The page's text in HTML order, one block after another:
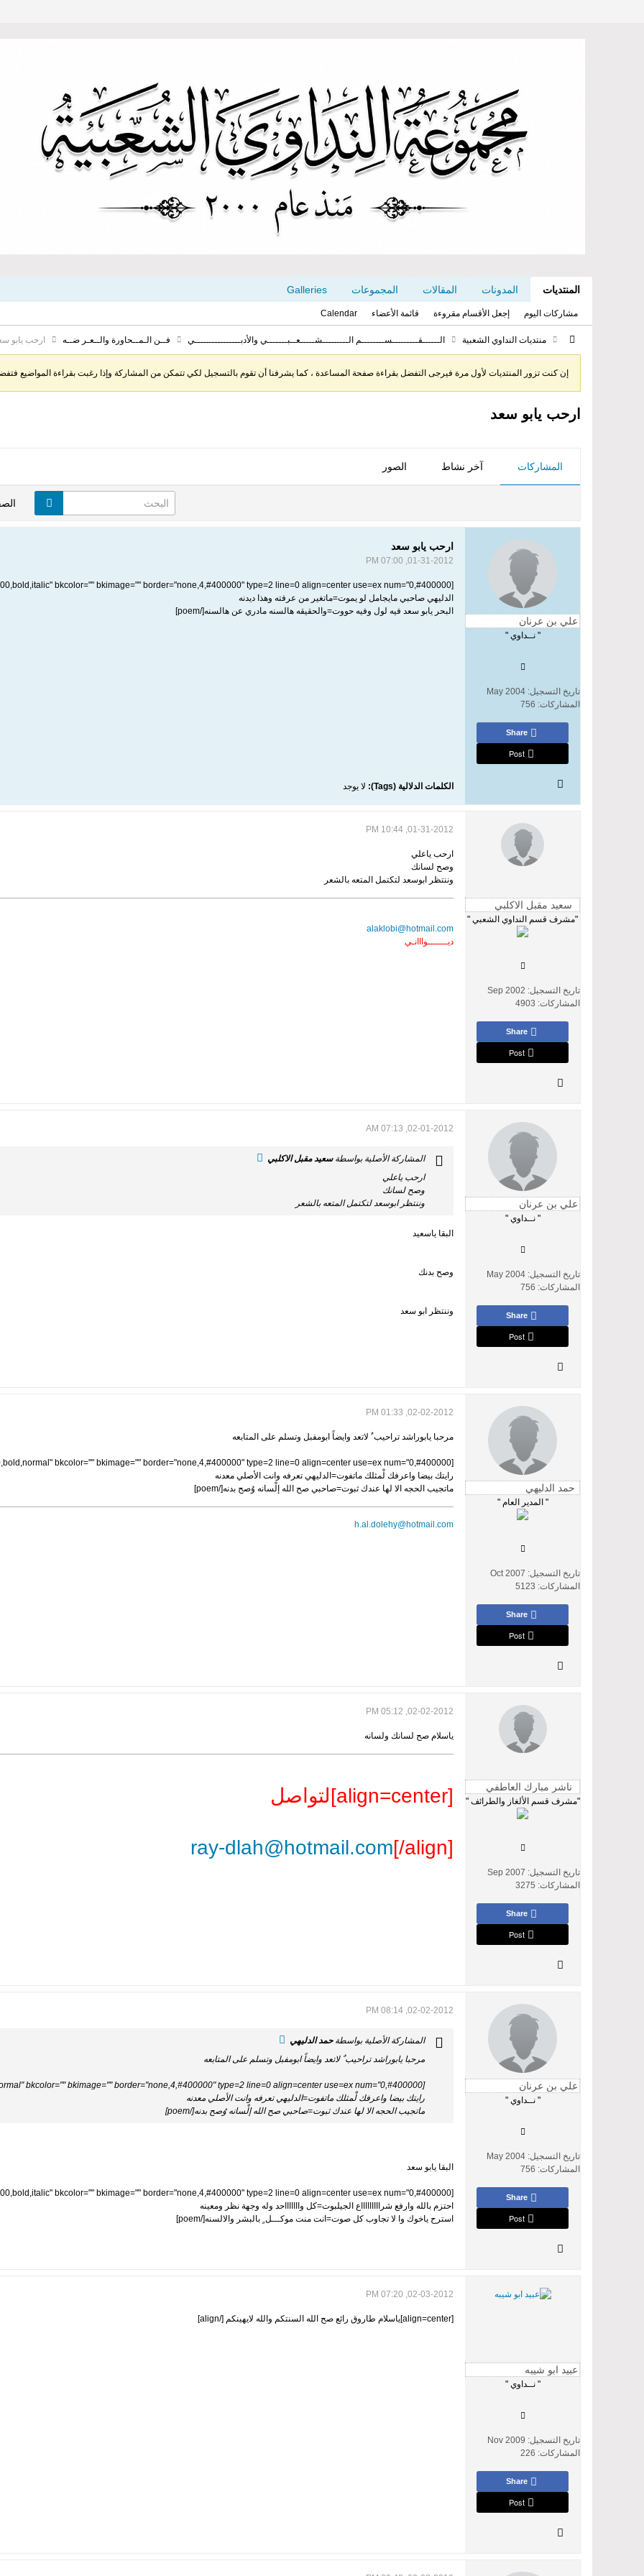
المنتديات المدونات المقالات المجموعات Galleries
مشاركات اليوم إجعل الأقسام مقروءة قائمة الأعضاء Calendar
منتديات النداوي الشعبية الــــــقـــــــــســــــــم الـــــــــشـــــعــبـــــــي والأدبــــــــــــــــي فــن الـمــحاورة والــعـر ضــه ارحب يابو
إن كنت تزور المنتديات لأول مرة فيرجى التفضل بقراءة صفحة المساعدة ، كما يشرفنا أن تقوم بالتسجيل لكي تتمكن من المشاركة وإذا رغبت بقراءة المواضيع
ارحب يابو سعد
المشاركات آخر نشاط الصور
" نــداوي "
تاريخ التسجيل: May 2004
المشاركات: 756
Share
Post
ارحب يابو سعد
01-31-2012, 07:00 PM
[poem=font="Simplified Arabic,6,#000000,bold,italic" bkcolor="" bkimage="" border="none,4,#400000" type=2 line=0 align=center use=ex num="0,#400000"]
الدليهي صاحبي مايجامل لو يموت=ماتغير من عرفته وهذا ديدنه
البحر يابو سعد فيه لول وفيه حووت=والحقيقه هالسنه مادري عن هالسنه[/poem]
الكلمات الدلالية (Tags): لا يوجد
"مشرف قسم النداوي الشعبي "
تاريخ التسجيل: Sep 2002
المشاركات: 4903
Share
Post
01-31-2012, 10:44 PM
ارحب ياعلي
وصح لسانك
وننتظر ابوسعد لتكتمل المتعه بالشعر
alaklobi@hotmail.com
ديـــــــوااانـي
" نــداوي "
تاريخ التسجيل: May 2004
المشاركات: 756
Share
Post
02-01-2012, 07:13 AM
المشاركة الأصلية بواسطةسعيد مقبل الاكلبي
ارحب ياعلي
وصح لسانك
وننتظر ابوسعد لتكتمل المتعه بالشعر
البقا ياسعيد
وصح بدنك
وننتظر ابو سعد
" المدير العام "
تاريخ التسجيل: Oct 2007
المشاركات: 5123
Share
Post
02-02-2012, 01:33 PM
مرحبا يابوراشد تراحيب ٌ لاتعد وايضاً ابومفبل وتسلم على المتابعه
[poem=font="Simplified Arabic,5,#000000,bold,normal" bkcolor="" bkimage="" border="none,4,#400000" type=2 line=0 align=center use=ex num="0,#400000"]
رايتك بيضا واعرفك لْمثلك ماتفوت=الدليهي تعرفه وانت الأصلي معدنه
ماتجيب الحجه الا لها عندك ثبوت=صاحبي صح الله إلْسانه وُصح بدنه[/poem]
h.al.dolehy@hotmail.com
"مشرف قسم الألغاز والطرائف "
تاريخ التسجيل: Sep 2007
المشاركات: 3275
Share
Post
02-02-2012, 05:12 PM
ياسلام صح لسانك ولسانه
[align=center]لتواصل
ray-dlah@hotmail.com[/align]
" نــداوي "
تاريخ التسجيل: May 2004
المشاركات: 756
Share
Post
02-02-2012, 08:14 PM
المشاركة الأصلية بواسطةحمد الدليهي
مرحبا يابوراشد تراحيب ٌ لاتعد وايضاً ابومفبل وتسلم على المتابعه
[poem=font="Simplified Arabic,5,#000000,bold,normal" bkcolor="" bkimage="" border="none,4,#400000" type=2 line=0 align=center use=ex num="0,#400000"]
رايتك بيضا واعرفك لْمثلك ماتفوت=الدليهي تعرفه وانت الأصلي معدنه
ماتجيب الحجه الا لها عندك ثبوت=صاحبي صح الله إلْسانه وُصح بدنه[/poem]
البقا يابو سعد
[poem=font="Simplified Arabic,7,#000000,bold,italic" bkcolor="" bkimage="" border="none,4,#400000" type=2 line=0 align=center use=ex num="0,#400000"]
احتزم بالله وارفع شراااااااااع الجيلبوت=كل واااااااحد وله وجهة نظر ومعينه
استرح ياخوك وا لا تجاوب كل صوت=انت منت موكـــل ٍ بالبشر والالسنه[/poem]
" نــداوي "
تاريخ التسجيل: Nov 2009
المشاركات: 226
Share
Post
02-03-2012, 07:20 PM
[align=center]ياسلام طاروق رائع صح الله السنتكم والله لايهينكم [/align]